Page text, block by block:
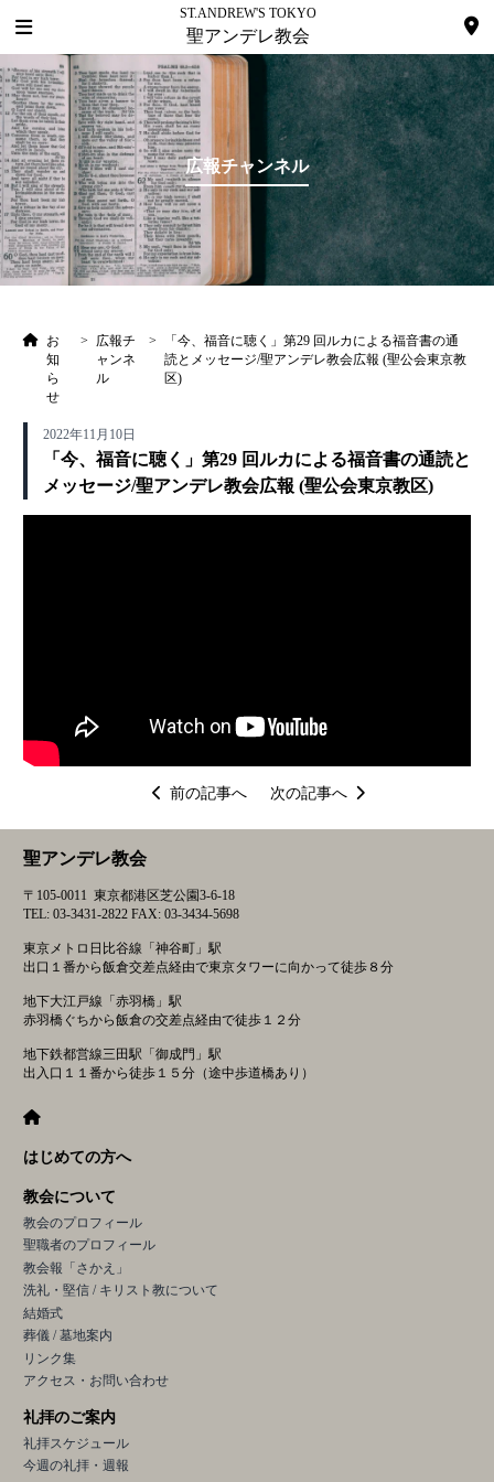
ST.ANDREW'S TOKYO
聖アンデレ教会
広報チャンネル
お
知
ら
せ
>
広報チ
ャンネ
ル
>
「今、福音に聴く」第29 回ルカによる福音書の通
読とメッセージ/聖アンデレ教会広報 (聖公会東京教
区)
2022年11月10日
「今、福音に聴く」第29 回ルカによる福音書の通読と
メッセージ/聖アンデレ教会広報 (聖公会東京教区)
次の記事へ
前の記事へ
聖アンデレ教会
〒105-0011 東京都港区芝公園3-6-18
TEL: 03-3431-2822 FAX: 03-3434-5698
東京メトロ日比谷線「神谷町」駅
出口１番から飯倉交差点経由で東京タワーに向かって徒歩８分
地下大江戸線「赤羽橋」駅
赤羽橋ぐちから飯倉の交差点経由で徒歩１２分
地下鉄都営線三田駅「御成門」駅
出入口１１番から徒歩１５分（途中歩道橋あり）
はじめての方へ
教会について
教会のプロフィール
聖職者のプロフィール
教会報「さかえ」
洗礼・堅信 / キリスト教について
結婚式
葬儀 / 墓地案内
リンク集
アクセス・お問い合わせ
礼拝のご案内
礼拝スケジュール
今週の礼拝・週報